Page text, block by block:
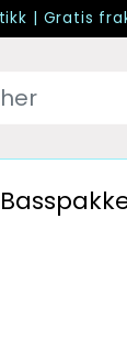
| Gratis